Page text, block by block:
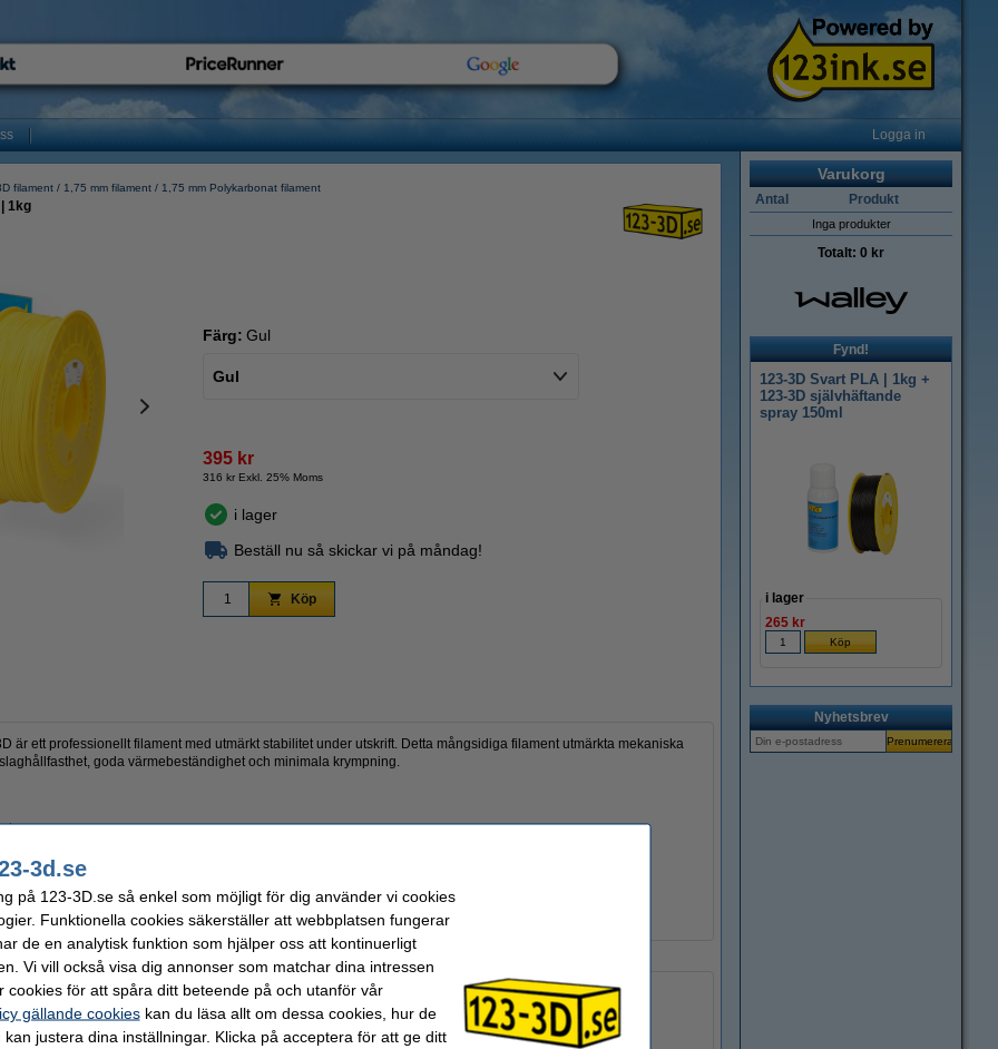
Logga in
filament 1,75 mm filament 1,75 mm Polykarbonat filament
1kg
Färg: Gul
Gul
395 kr
316 kr Exkl. 25% Moms
i lager
Beställ nu så skickar vi på måndag!
Köp
är ett professionellt filament med utmärkt stabilitet under utskrift. Detta mångsidiga filament utmärkta mekaniska
goda värmebeständighet och minimala krympning.
prototyper, elektroniska delar, bildelar och sportutrustning.
PC Material:
PC
± 216 gram Max avvikelse:
± 0,05 mm
1 kg
250 - 295 °C
1,2 g/cm³ Spolens bredd:
6,8 cm
Varukorg
Antal Produkt
Inga produkter
Totalt: 0 kr
Fynd!
123-3D Svart PLA | 1kg +
123-3D självhäftande
spray 150ml
i lager
265 kr
Nyhetsbrev
3d.se
på 123-3D.se så enkel som möjligt för dig använder vi cookies
Funktionella cookies säkerställer att webbplatsen fungerar
de en analytisk funktion som hjälper oss att kontinuerligt
Vi vill också visa dig annonser som matchar dina intressen
cookies för att spåra ditt beteende på och utanför vår
gällande cookieskan du läsa allt om dessa cookies, hur de
justera dina inställningar. Klicka på acceptera för att ge ditt